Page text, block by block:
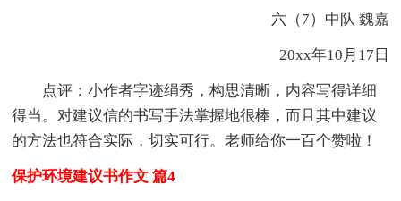
六（7）中队 魏嘉
20xx年10月17日
点评：小作者字迹绢秀，构思清晰，内容写得详细
得当。对建议信的书写手法掌握地很棒，而且其中建议
的方法也符合实际，切实可行。老师给你一百个赞啦！
保护环境建议书作文 篇4